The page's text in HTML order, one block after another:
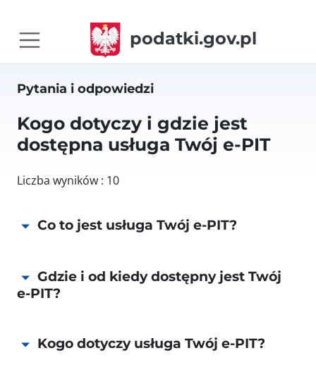
podatki.gov.pl
Pytania i odpowiedzi
Kogo dotyczy i gdzie jest
dostępna usługa Twój e-PIT
Liczba wyników : 10
Co to jest usługa Twój e-PIT?
Gdzie i od kiedy dostępny jest Twój
e-PIT?
Kogo dotyczy usługa Twój e-PIT?